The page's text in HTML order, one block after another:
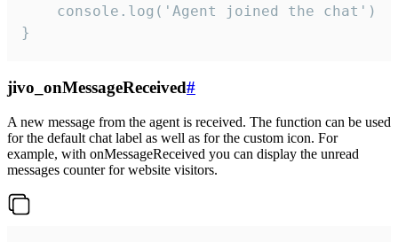
}
jivo_onMessageReceived#
A new message from the agent is received. The function can be used
for the default chat label as well as for the custom icon. For
example, with onMessageReceived you can display the unread
messages counter for website visitors.